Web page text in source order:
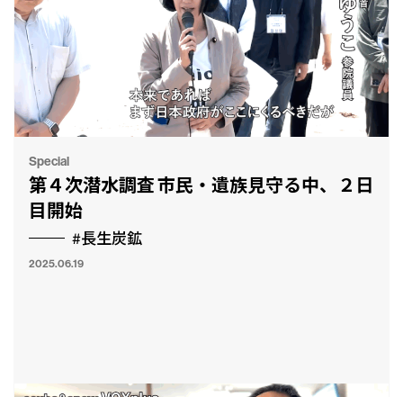
Special
第４次潜水調査 市民・遺族見守る中、２日
目開始
#長生炭鉱
2025.06.19